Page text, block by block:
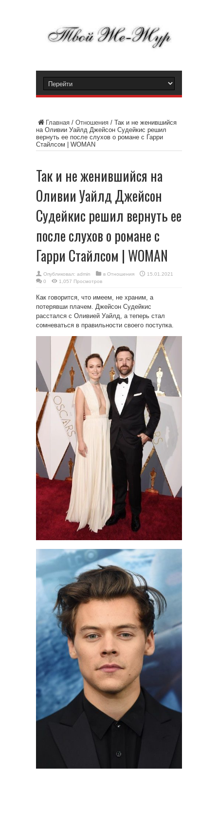
Главная / Отношения / Так и не женившийся
на Оливии Уайлд Джейсон Судейкис решил
вернуть ее после слухов о романе с Гарри
Стайлсом | WOMAN
Так и не женившийся на
Оливии Уайлд Джейсон
Судейкис решил вернуть ее
после слухов о романе с
Гарри Стайлсом | WOMAN
Опубликовал: admin в Отношения
15.01.2021
0
1,057 Просмотров
Как говорится, что имеем, не храним, а
потерявши плачем. Джейсон Судейкис
расстался с Оливией Уайлд, а теперь стал
сомневаться в правильности своего поступка.